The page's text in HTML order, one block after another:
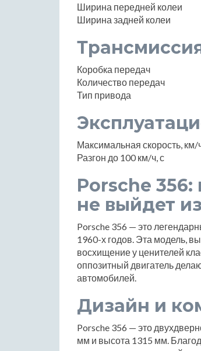
Ширина передней колеи
Ширина задней колеи
Коробка передач
Количество передач
Тип привода
Максимальная скорость, км/
Разгон до 100 км/ч, с
Porsche 356:
не выйдет
Porsche 356 — это
1960-х годов. Эта модель,
восхищение у ценителей
оппозитный двигатель
автомобилей.
Дизайн и
Porsche 356 — это
мм и высота 1315 мм.